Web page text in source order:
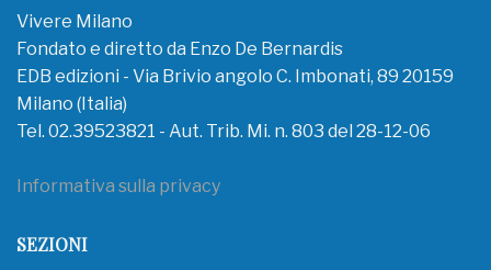
Vivere Milano
Fondato e diretto da Enzo De Bernardis
EDB edizioni - Via Brivio angolo C. Imbonati, 89 20159
Milano (Italia)
Tel. 02.39523821 - Aut. Trib. Mi. n. 803 del 28-12-06
Informativa sulla privacy
SEZIONI